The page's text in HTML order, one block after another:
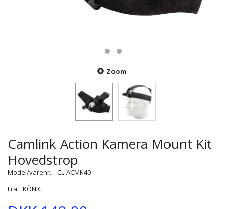
Zoom
Camlink Action Kamera Mount Kit
Hovedstrop
Model/varenr.: CL-ACMK40
Fra: KÖNIG